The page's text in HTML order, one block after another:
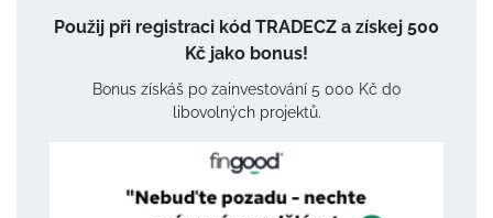
Použij při registraci kód TRADECZ a získej 500
Kč jako bonus!
Bonus získáš po zainvestování 5 000 Kč do
libovolných projektů.